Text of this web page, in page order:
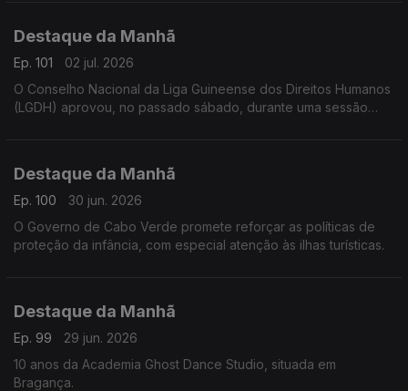
Destaque da Manhã
Ep. 101
02 jul. 2026
O Conselho Nacional da Liga Guineense dos Direitos Humanos
(LGDH) aprovou, no passado sábado, durante uma sessão
Destaque da Manhã
Ep. 100
30 jun. 2026
O Governo de Cabo Verde promete reforçar as políticas de
proteção da infância, com especial atenção às ilhas turísticas.
Destaque da Manhã
Ep. 99
29 jun. 2026
10 anos da Academia Ghost Dance Studio, situada em
Bragança.